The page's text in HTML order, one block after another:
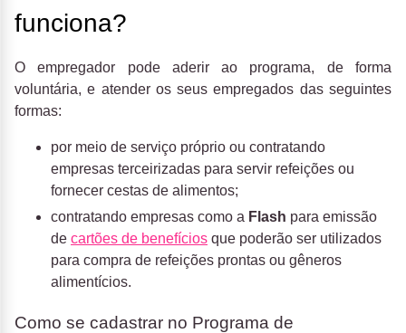
funciona?
O empregador pode aderir ao programa, de forma
voluntária, e atender os seus empregados das seguintes
formas:
por meio de serviço próprio ou contratando
empresas terceirizadas para servir refeições ou
fornecer cestas de alimentos;
contratando empresas como a Flash para emissão
de cartões de benefícios que poderão ser utilizados
para compra de refeições prontas ou gêneros
alimentícios.
Como se cadastrar no Programa de